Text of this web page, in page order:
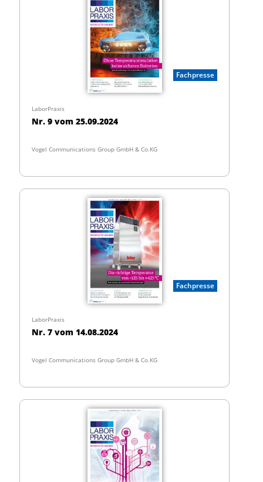
Fachpresse
LaborPraxis
Nr. 9 vom 25.09.2024
Vogel Communications Group GmbH & Co.KG
Fachpresse
LaborPraxis
Nr. 7 vom 14.08.2024
Vogel Communications Group GmbH & Co.KG